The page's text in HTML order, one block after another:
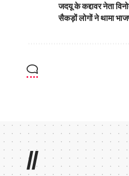
जदयू के कद्दावर नेता
सैकड़ों लोगों ने थामा
//